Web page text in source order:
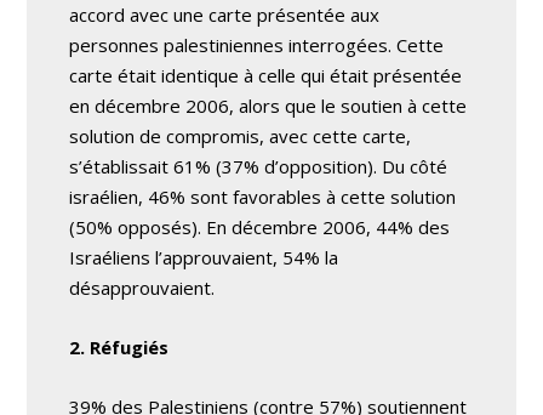
accord avec une carte présentée aux
personnes palestiniennes interrogées. Cette
carte était identique à celle qui était présentée
en décembre 2006, alors que le soutien à cette
solution de compromis, avec cette carte,
s’établissait 61% (37% d’opposition). Du côté
israélien, 46% sont favorables à cette solution
(50% opposés). En décembre 2006, 44% des
Israéliens l’approuvaient, 54% la
désapprouvaient.
2. Réfugiés
39% des Palestiniens (contre 57%) soutiennent